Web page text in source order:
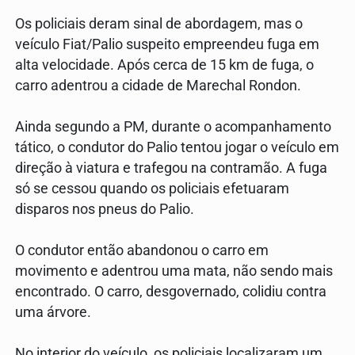
Os policiais deram sinal de abordagem, mas o
veículo Fiat/Palio suspeito empreendeu fuga em
alta velocidade. Após cerca de 15 km de fuga, o
carro adentrou a cidade de Marechal Rondon.
Ainda segundo a PM, durante o acompanhamento
tático, o condutor do Palio tentou jogar o veículo em
direção à viatura e trafegou na contramão. A fuga
só se cessou quando os policiais efetuaram
disparos nos pneus do Palio.
O condutor então abandonou o carro em
movimento e adentrou uma mata, não sendo mais
encontrado. O carro, desgovernado, colidiu contra
uma árvore.